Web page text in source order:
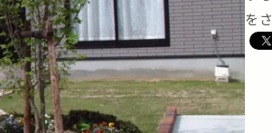
を